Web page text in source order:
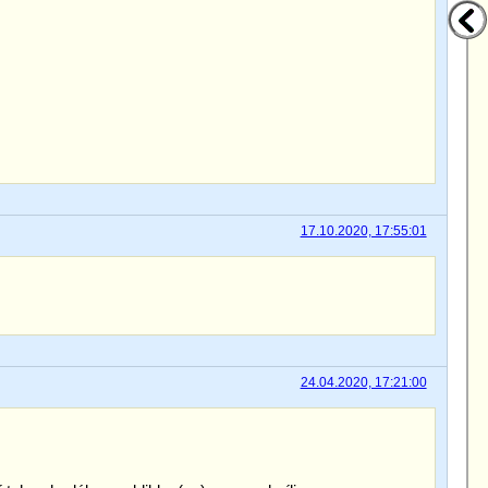
17.10.2020, 17:55:01
24.04.2020, 17:21:00